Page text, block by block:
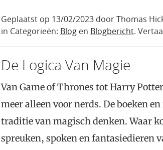
Geplaatst op 13/02/2023 door Thomas
in Categorieën: Blogen Blogbericht.
De Logica Van Magie
Van Game of Thrones tot Harry
meer alleen voor nerds. De boeken
traditie van magisch denken. Waar
spreuken, spoken en fantasiedieren